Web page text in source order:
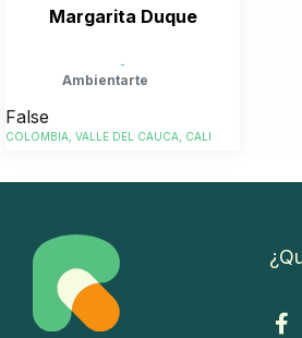
Margarita Duque
-
Ambientarte
False
COLOMBIA, VALLE DEL CAUCA, CALI